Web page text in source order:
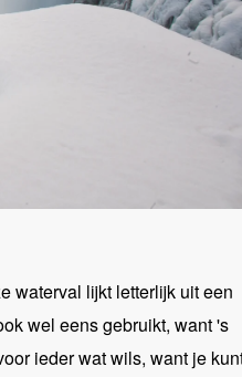
waterval lijkt letterlijk uit een
wel eens gebruikt, want 's
ieder wat wils, want je